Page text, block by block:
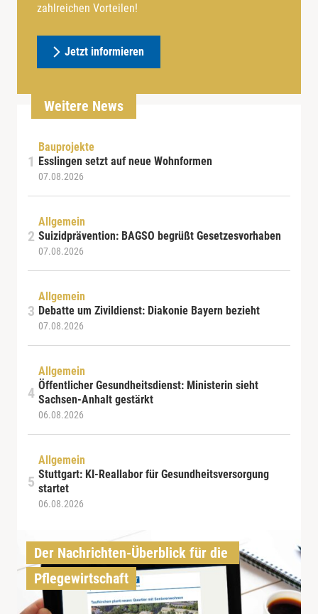
zahlreichen Vorteilen!
Jetzt informieren
Weitere News
Bauprojekte
Esslingen setzt auf neue Wohnformen
07.08.2026
Allgemein
Suizidprävention: BAGSO begrüßt Gesetzesvorhaben
07.08.2026
Allgemein
Debatte um Zivildienst: Diakonie Bayern bezieht
07.08.2026
Allgemein
Öffentlicher Gesundheitsdienst: Ministerin sieht
Sachsen-Anhalt gestärkt
06.08.2026
Allgemein
Stuttgart: KI-Reallabor für Gesundheitsversorgung
startet
06.08.2026
Der Nachrichten-Überblick für die
Pflegewirtschaft